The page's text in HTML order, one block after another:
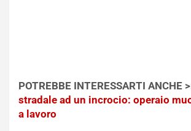
POTREBBE INTERESSARTI ANCHE
stradale ad un incrocio: operaio
a lavoro